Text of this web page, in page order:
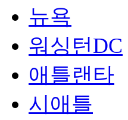
뉴욕
워싱턴DC
애틀랜타
시애틀